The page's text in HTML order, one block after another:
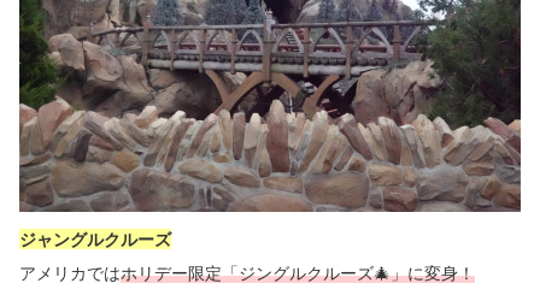
ジャングルクルーズ
アメリカではホリデー限定「ジングルクルーズ🎄」に変身！